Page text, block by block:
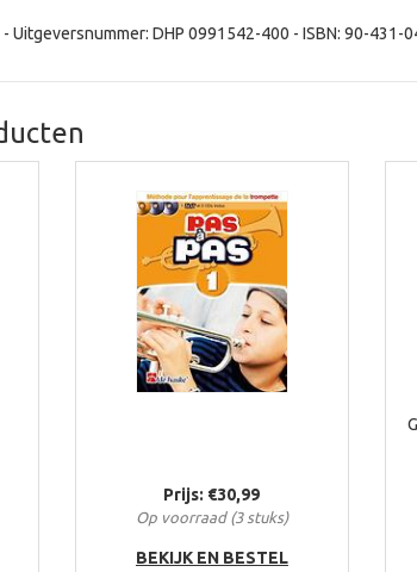
Uitgeversnummer: DHP 0991542-400 - ISBN: 90-431-
Prijs: €30,99
Op voorraad (3 stuks)
BEKIJK EN BESTEL